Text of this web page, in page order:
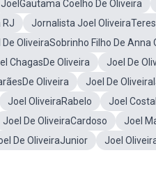
JoelGautama Coelho De Oliveira
RJ
Jornalista Joel
OliveiraSobrinho Filho De Anna
ChagasDe Oliveira Joel De
Oliveira Joel De
Joel OliveiraRabelo Joel
Joel De OliveiraCardoso Joel
De OliveiraJunior Joel